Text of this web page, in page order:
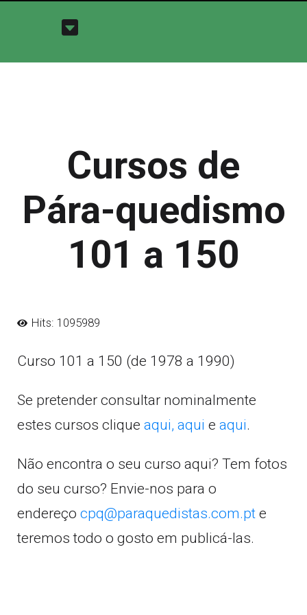
Cursos de
Pára-quedismo
101 a 150
Hits: 1095989
Curso 101 a 150 (de 1978 a 1990)
Se pretender consultar nominalmente
estes cursos clique aqui, aqui e aqui.
Não encontra o seu curso aqui? Tem fotos
do seu curso? Envie-nos para o
endereço cpq@paraquedistas.com.pt e
teremos todo o gosto em publicá-las.